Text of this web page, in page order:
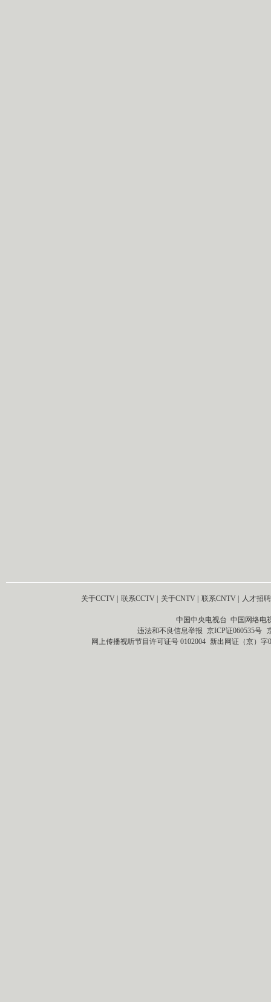
关于CCTV 联系CCTV 关于CNTV 联系CNTV 人才招聘
中国中央电视台 中国网络电
违法和不良信息举报 京ICP证060535号
网上传播视听节目许可证号 0102004 新出网证（京）